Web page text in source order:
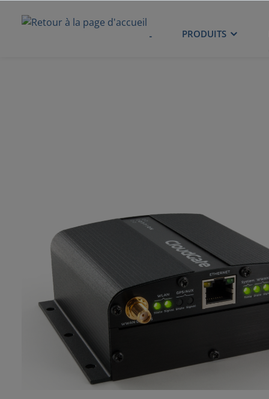
ACCUEIL PRODUITS